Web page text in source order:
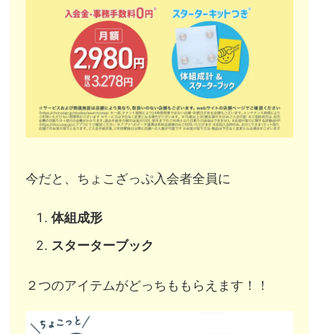
今だと、ちょこざっぷ入会者全員に
体組成形
スターターブック
２つのアイテムがどっちももらえます！！